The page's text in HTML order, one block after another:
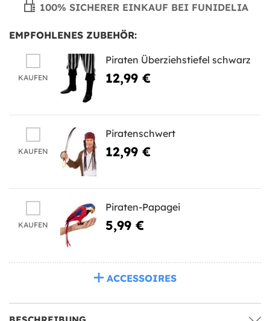
100% SICHERER EINKAUF BEI FUNIDELIA
EMPFOHLENES ZUBEHÖR:
KAUFEN
Piraten Überziehstiefel schwarz
12,99 €
KAUFEN
Piratenschwert
12,99 €
KAUFEN
Piraten-Papagei
5,99 €
ACCESSOIRES